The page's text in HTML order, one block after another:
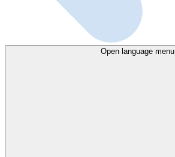
Open language menu